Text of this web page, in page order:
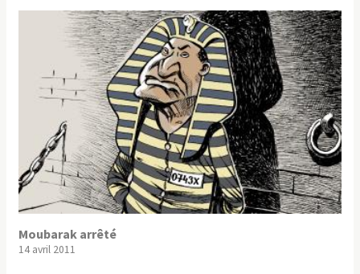
Moubarak arrêté
14 avril 2011